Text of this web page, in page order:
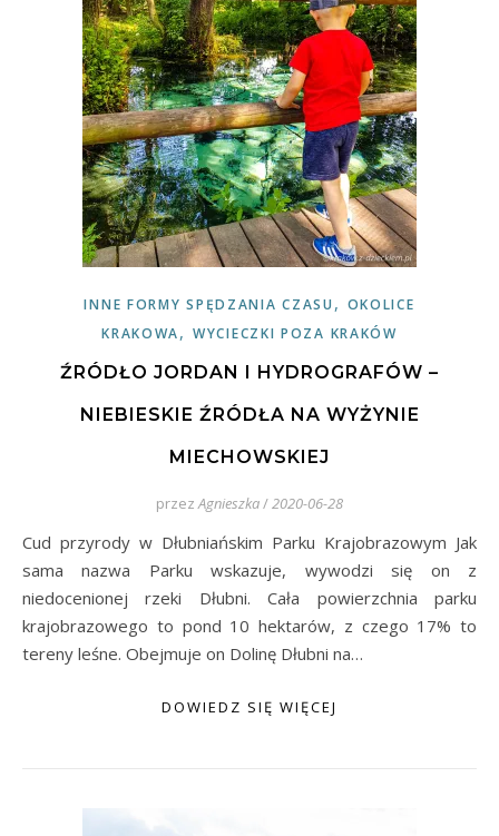
INNE FORMY SPĘDZANIA CZASU , OKOLICE
KRAKOWA,WYCIECZKI POZA KRAKÓW
ŹRÓDŁO JORDAN I HYDROGRAFÓW –
NIEBIESKIE ŹRÓDŁA NA WYŻYNIE
MIECHOWSKIEJ
przez Agnieszka/2020-06-28
Cud przyrody w Dłubniańskim Parku Krajobrazowym Jak
sama nazwa Parku wskazuje, wywodzi się on z
niedocenionej rzeki Dłubni. Cała powierzchnia parku
krajobrazowego to pond 10 hektarów, z czego 17% to
tereny leśne. Obejmuje on Dolinę Dłubni na…
DOWIEDZ SIĘ WIĘCEJ